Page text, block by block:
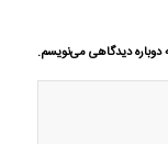
دوباره دیدگاهی می‌نویسم.